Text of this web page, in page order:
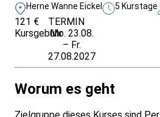
Herne Wanne Eickel 5 Kurstage
121 €
Kursgebühr
TERMIN
Mo. 23.08.
– Fr.
27.08.2027
Worum es geht